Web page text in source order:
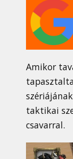
Amikor
taktikai
csavarral.